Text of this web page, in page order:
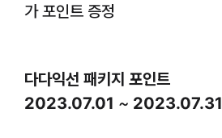
가 포인트 증정
다다익선 패키지 포인트
2023.07.01 ~ 2023.07.31